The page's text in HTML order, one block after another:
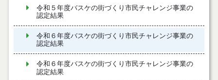
令和５年度バスケの街づくり市民チャレンジ事業の
認定結果
令和６年度バスケの街づくり市民チャレンジ事業の
認定結果
令和６年度バスケの街づくり市民チャレンジ事業の
認定結果